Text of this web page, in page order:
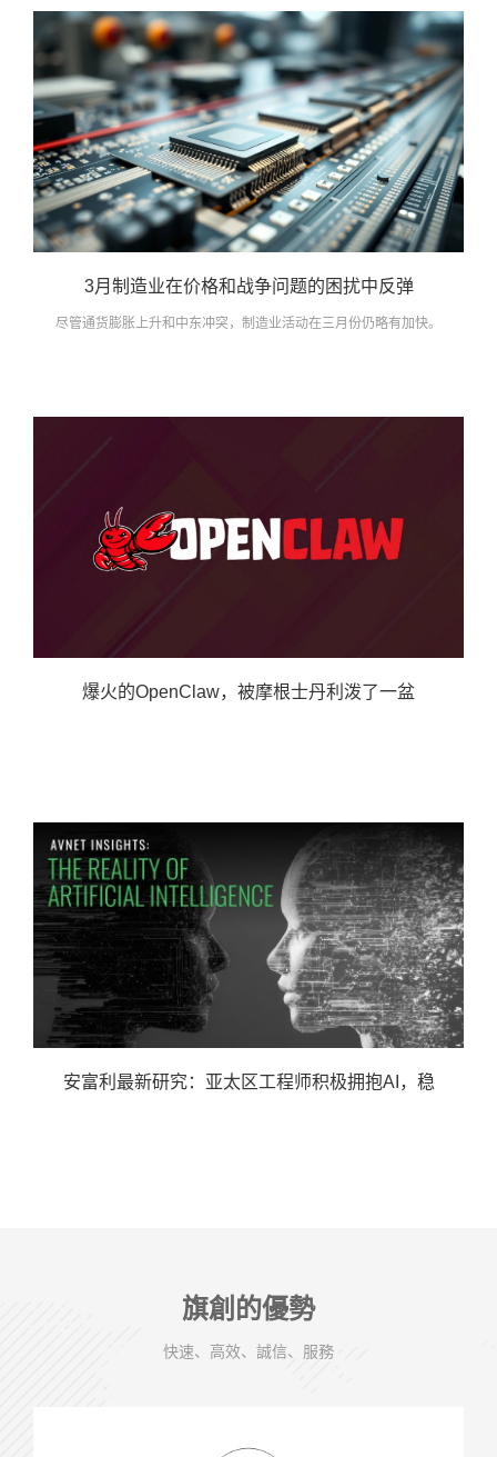
3月制造业在价格和战争问题的困扰中反弹
尽管通货膨胀上升和中东冲突，制造业活动在三月份仍略有加快。
爆火的OpenClaw，被摩根士丹利泼了一盆
安富利最新研究：亚太区工程师积极拥抱AI，稳
旗創的優勢
快速、高效、誠信、服務